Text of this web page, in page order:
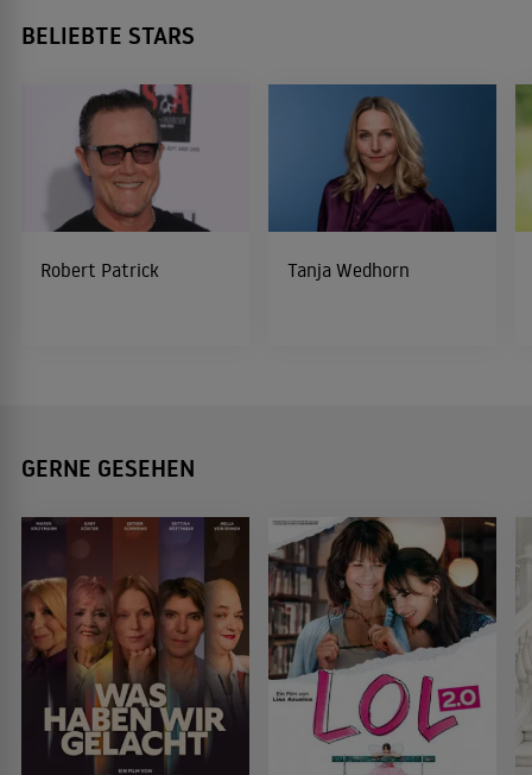
BELIEBTE STARS
Robert Patrick Tanja Wedhorn
GERNE GESEHEN